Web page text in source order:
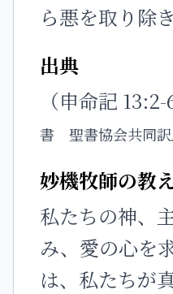
ら悪を取り除
出典
（申命記
書 聖書協会共同訳
妙機牧師の教
私たちの神、
み、愛の心を
は、私たちが